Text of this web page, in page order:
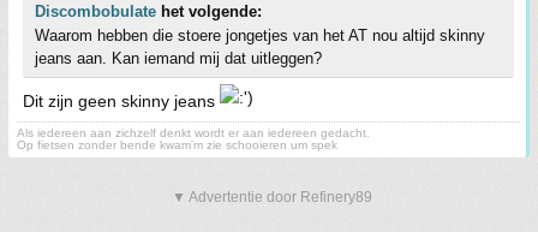
Discombobulate het volgende:
Waarom hebben die stoere jongetjes van het AT nou altijd skinny
jeans aan. Kan iemand mij dat uitleggen?
Dit zijn geen skinny jeans
Als iedereen aan zichzelf denkt wordt er aan iedereen gedacht.
Op fietsen zonder bende kwam'm zie schooieren um spek
▼ Advertentie door Refinery89